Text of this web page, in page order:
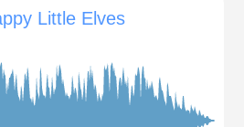
Little Elves